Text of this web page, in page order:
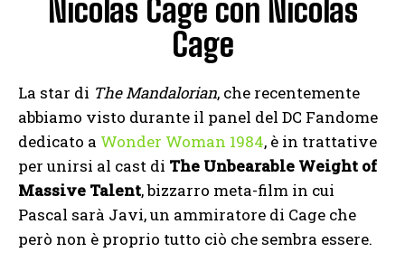
Nicolas Cage con Nicolas
Cage
La star di The Mandalorian, che recentemente
abbiamo visto durante il panel del DC Fandome
dedicato a Wonder Woman 1984, è in trattative
per unirsi al cast di The Unbearable Weight of
Massive Talent, bizzarro meta-film in cui
Pascal sarà Javi, un ammiratore di Cage che
però non è proprio tutto ciò che sembra essere.